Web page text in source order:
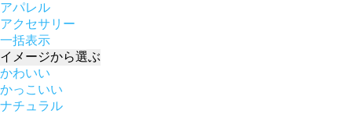
アパレル
アクセサリー
一括表示
イメージから選ぶ
かわいい
かっこいい
ナチュラル